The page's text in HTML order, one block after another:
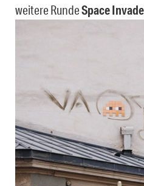
weitere RundeSpace